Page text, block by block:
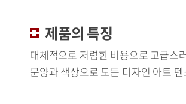
제품의 특징
대체적으로 저렴한 비용으로 고급스
문양과 색상으로 모든 디자인 아트